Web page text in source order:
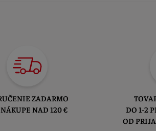
ZADARMO
NAD 120 €
DO 1-2
OD